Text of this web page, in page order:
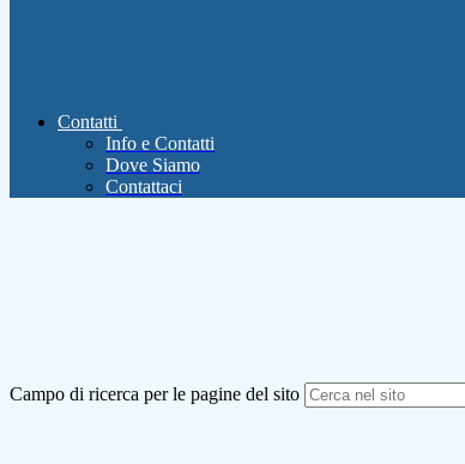
Contatti
Info e Contatti
Dove Siamo
Contattaci
Campo di ricerca per le pagine del sito